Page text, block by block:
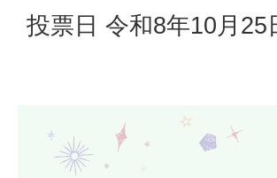
投票日 令和8年10月25